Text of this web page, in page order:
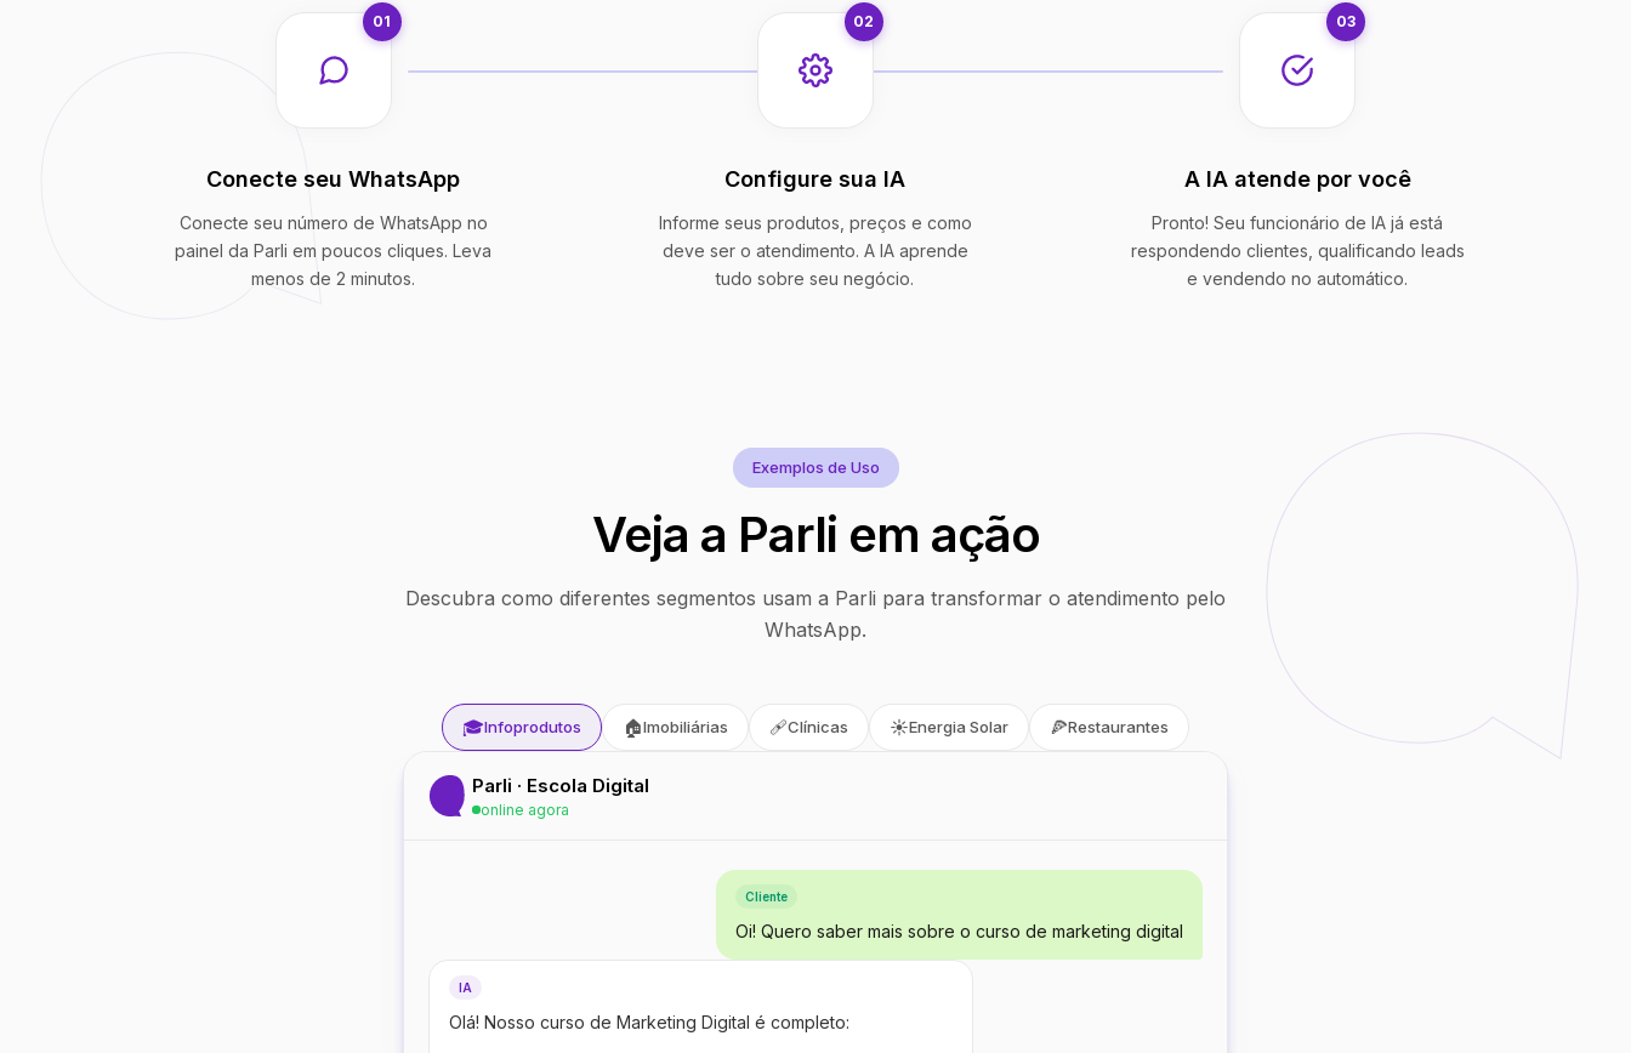
01
Conecte seu WhatsApp
Conecte seu número de WhatsApp no
painel da Parli em poucos cliques. Leva
menos de 2 minutos.
02
Configure sua IA
Informe seus produtos, preços e como
deve ser o atendimento. A IA aprende
tudo sobre seu negócio.
03
A IA atende por você
Pronto! Seu funcionário de IA já está
respondendo clientes, qualificando leads
e vendendo no automático.
Exemplos de Uso
Veja a Parli em ação
Descubra como diferentes segmentos usam a Parli para transformar o atendimento pelo
WhatsApp.
🎓Infoprodutos 🏠Imobiliárias 🩹Clínicas ☀️Energia Solar 🍕Restaurantes
Parli · Escola Digital
online agora
Cliente
Oi! Quero saber mais sobre o curso de marketing digital
IA
Olá! Nosso curso de Marketing Digital é completo: